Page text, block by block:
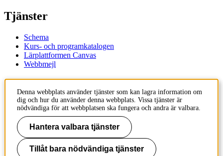
Tjänster
Schema
Kurs- och programkatalogen
Lärplattformen Canvas
Webbmejl
KTH
100 44 Stockholm
+46 8 790 60 00
Kontakta KTH
Jobba på KTH
Denna webbplats använder tjänster som kan lagra information om
dig och hur du använder denna webbplats. Vissa tjänster är
nödvändiga för att webbplatsen ska fungera och andra är valbara.
Hantera valbara tjänster
Tillåt bara nödvändiga tjänster